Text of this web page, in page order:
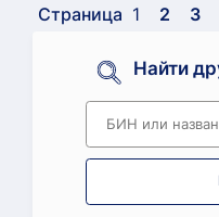
Страница 1 2 3
Найти